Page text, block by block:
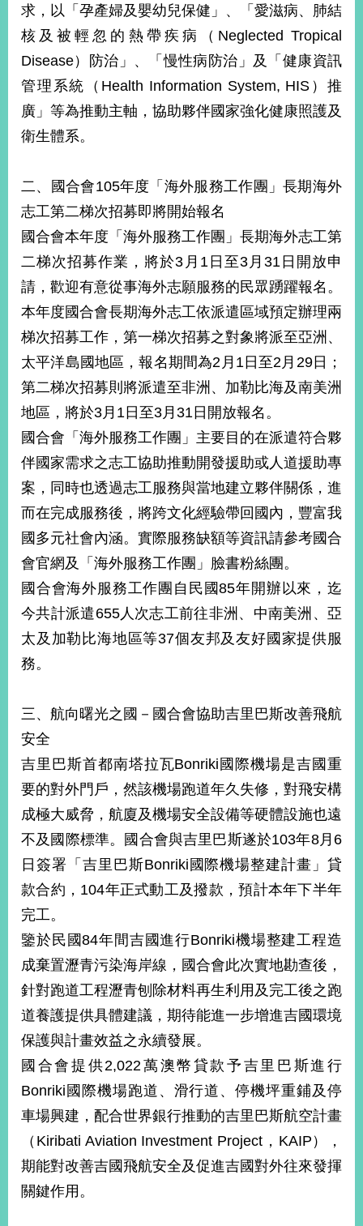
求，以「孕產婦及嬰幼兒保健」、「愛滋病、肺結
核及被輕忽的熱帶疾病（Neglected Tropical
Disease）防治」、「慢性病防治」及「健康資訊
管理系統（Health Information System, HIS）推
廣」等為推動主軸，協助夥伴國家強化健康照護及
衛生體系。
二、國合會105年度「海外服務工作團」長期海外
志工第二梯次招募即將開始報名
國合會本年度「海外服務工作團」長期海外志工第
二梯次招募作業，將於3月1日至3月31日開放申
請，歡迎有意從事海外志願服務的民眾踴躍報名。
本年度國合會長期海外志工依派遣區域預定辦理兩
梯次招募工作，第一梯次招募之對象將派至亞洲、
太平洋島國地區，報名期間為2月1日至2月29日；
第二梯次招募則將派遣至非洲、加勒比海及南美洲
地區，將於3月1日至3月31日開放報名。
國合會「海外服務工作團」主要目的在派遣符合夥
伴國家需求之志工協助推動開發援助或人道援助專
案，同時也透過志工服務與當地建立夥伴關係，進
而在完成服務後，將跨文化經驗帶回國內，豐富我
國多元社會內涵。實際服務缺額等資訊請參考國合
會官網及「海外服務工作團」臉書粉絲團。
國合會海外服務工作團自民國85年開辦以來，迄
今共計派遣655人次志工前往非洲、中南美洲、亞
太及加勒比海地區等37個友邦及友好國家提供服
務。
三、航向曙光之國－國合會協助吉里巴斯改善飛航
安全
吉里巴斯首都南塔拉瓦Bonriki國際機場是吉國重
要的對外門戶，然該機場跑道年久失修，對飛安構
成極大威脅，航廈及機場安全設備等硬體設施也遠
不及國際標準。國合會與吉里巴斯遂於103年8月6
日簽署「吉里巴斯Bonriki國際機場整建計畫」貸
款合約，104年正式動工及撥款，預計本年下半年
完工。
鑒於民國84年間吉國進行Bonriki機場整建工程造
成棄置瀝青污染海岸線，國合會此次實地勘查後，
針對跑道工程瀝青刨除材料再生利用及完工後之跑
道養護提供具體建議，期待能進一步增進吉國環境
保護與計畫效益之永續發展。
國合會提供2,022萬澳幣貸款予吉里巴斯進行
Bonriki國際機場跑道、滑行道、停機坪重鋪及停
車場興建，配合世界銀行推動的吉里巴斯航空計畫
（Kiribati Aviation Investment Project，KAIP），
期能對改善吉國飛航安全及促進吉國對外往來發揮
關鍵作用。